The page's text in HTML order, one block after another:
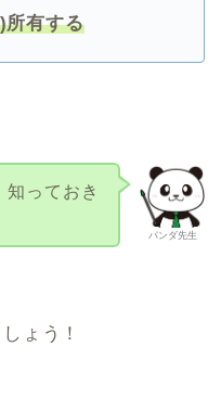
有する
パンダ先生
っておき
ょう！